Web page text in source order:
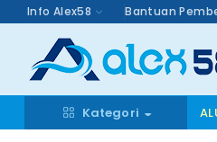
Info Alex58 Bantuan
Kategori